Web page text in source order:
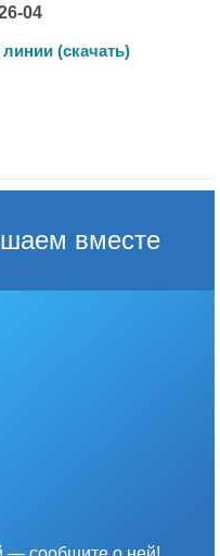
04
(скачать)
вместе